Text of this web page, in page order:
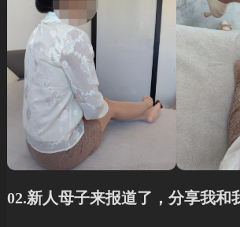
02.新人母子来报道了，分享我和